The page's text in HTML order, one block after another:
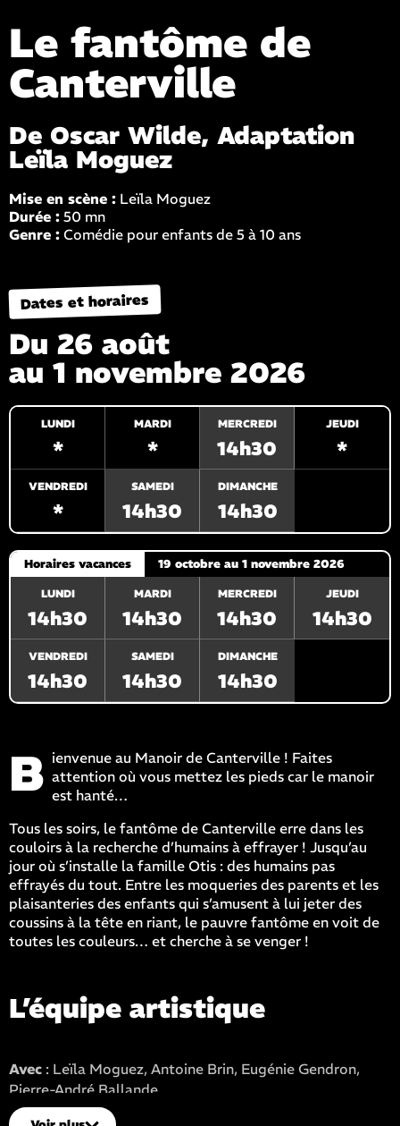
Le fantôme de
Canterville
De Oscar Wilde, Adaptation
Leïla Moguez
Mise en scène : Leïla Moguez
Durée : 50 mn
Genre : Comédie pour enfants de 5 à 10 ans
Dates et horaires
Du 26 août
au 1 novembre 2026
LUNDI
*
MARDI
*
MERCREDI
14h30
JEUDI
*
VENDREDI
*
SAMEDI
14h30
DIMANCHE
14h30
Horaires vacances 19 octobre au 1 novembre 2026
LUNDI
14h30
MARDI
14h30
MERCREDI
14h30
JEUDI
14h30
VENDREDI
14h30
SAMEDI
14h30
DIMANCHE
14h30
B ienvenue au Manoir de Canterville ! Faites
attention où vous mettez les pieds car le manoir
est hanté…
Tous les soirs, le fantôme de Canterville erre dans les
couloirs à la recherche d’humains à effrayer ! Jusqu’au
jour où s’installe la famille Otis : des humains pas
effrayés du tout. Entre les moqueries des parents et les
plaisanteries des enfants qui s’amusent à lui jeter des
coussins à la tête en riant, le pauvre fantôme en voit de
toutes les couleurs… et cherche à se venger !
L’équipe artistique
Avec : Leïla Moguez, Antoine Brin, Eugénie Gendron,
Pierre-André Ballande